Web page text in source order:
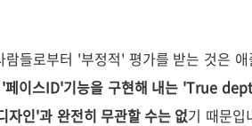
들로부터 '부정적' 평가를 받는 것은
페이스ID'기능을 구현해 내는 'True
인'과 완전히 무관할 수는 없기 때문입